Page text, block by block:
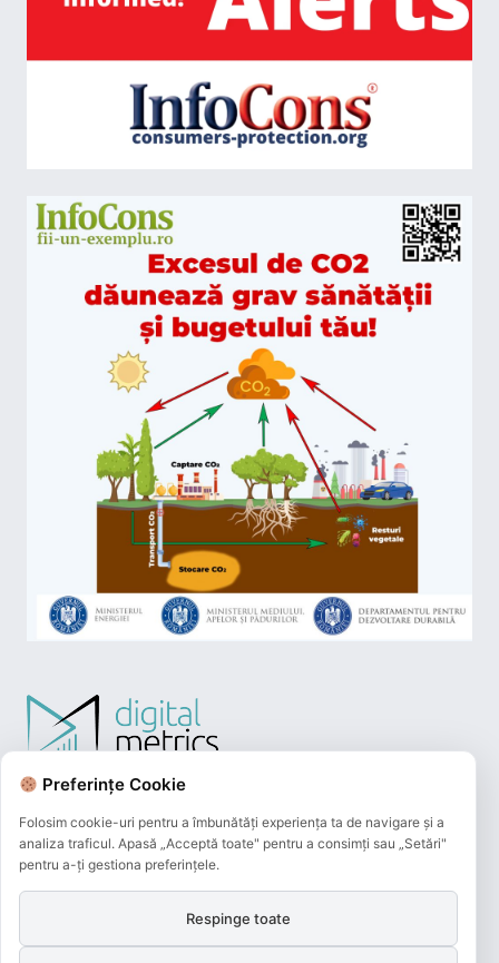
Plățile online efectuate pe acest site
Preferințe Cookie
Folosim cookie-uri pentru a îmbunătăți experiența ta de navigare și a
analiza traficul. Apasă „Acceptă toate" pentru a consimți sau „Setări"
pentru a-ți gestiona preferințele.
Respinge toate